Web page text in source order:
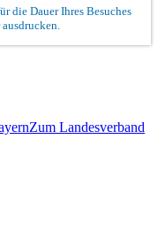
die Dauer Ihres Besuches
Zum Landesverband